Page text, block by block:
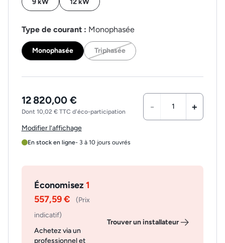
Type de courant : Monophasée
Monophasée Triphasée
12 820,00 €
Dont 10,02 € TTC d'éco-participation - +
Modifier l’affichage
En stock en ligne- 3 à 10 jours ouvrés
Économisez1
557,59 €
(Prix
indicatif)
Achetez via un
professionnel et
Trouver un installateur